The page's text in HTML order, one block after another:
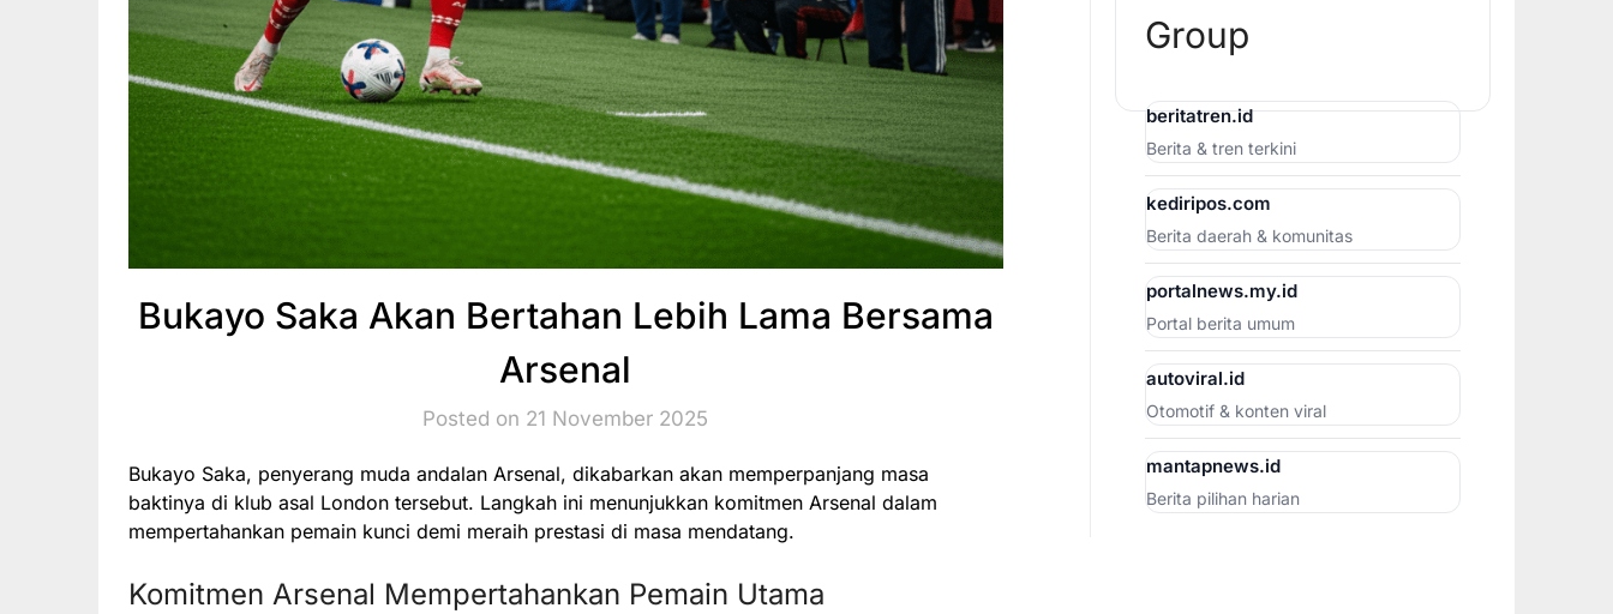
Bukayo Saka Akan Bertahan Lebih Lama Bersama
Arsenal
Posted on 21 November 2025
Bukayo Saka, penyerang muda andalan Arsenal, dikabarkan akan memperpanjang masa
baktinya di klub asal London tersebut. Langkah ini menunjukkan komitmen Arsenal dalam
mempertahankan pemain kunci demi meraih prestasi di masa mendatang.
Komitmen Arsenal Mempertahankan Pemain Utama
Group
beritatren.id
Berita & tren terkini
kediripos.com
Berita daerah & komunitas
portalnews.my.id
Portal berita umum
autoviral.id
Otomotif & konten viral
mantapnews.id
Berita pilihan harian